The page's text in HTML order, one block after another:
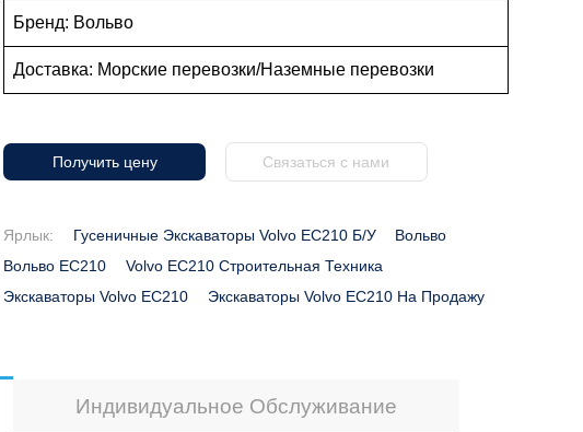
Бренд: Вольво
Доставка: Морские перевозки/Наземные перевозки
Получить цену Связаться с нами
Ярлык: Гусеничные Экскаваторы Volvo EC210 Б/у
Вольво
Вольво EC210
Volvo EC210 Строительная Техника
Экскаваторы Volvo EC210
Экскаваторы Volvo EC210 На Продажу
Индивидуальное Обслуживание